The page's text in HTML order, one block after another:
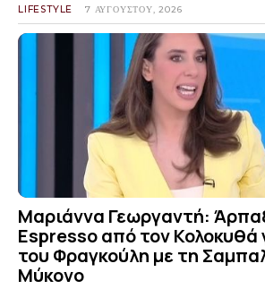
LIFESTYLE 7 ΑΥΓΟΎΣΤΟΥ, 2026
Μαριάννα Γεωργαντή:
Espresso από τον Κολοκυθά
του Φραγκούλη με τη
Μύκονο